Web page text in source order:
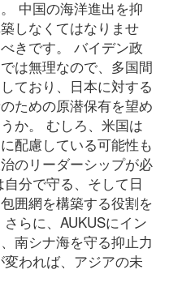
中国の海洋進出を抑
しなくてはなりませ
きです。 バイデン政
は無理なので、多国間
ており、日本に対する
ための原潜保有を望め
か。 むしろ、米国は
配慮している可能性も
のリーダーシップが必
分で守る、そして日
囲網を構築する役割を
らに、AUKUSにイン
南シナ海を守る抑止力
われば、アジアの未